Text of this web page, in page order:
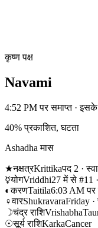
कृष्ण पक्ष
Navami
4:52 PM पर समाप्त ·
40% प्रकाशित, घटता
Ashadha मास
★नक्षत्रKrittikaपद 2 ·
☿योगVriddhi27 में से #11
◐करणTaitila6:03 AM पर
♀वारShukravaraFriday ·
☽चंद्र राशिVrishabha
☉सूर्य राशिKarkaCancer